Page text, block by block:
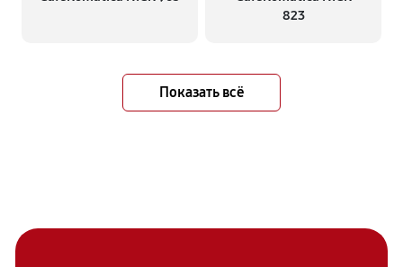
823
Показать всё